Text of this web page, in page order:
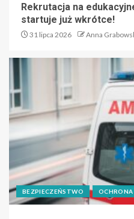
Rekrutacja na
startuje już wkrótce!
31 lipca 2026 Anna
BEZPIECZEŃSTWO OCHRONA